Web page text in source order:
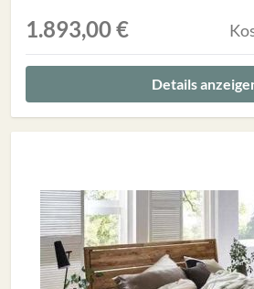
1.893,00 €
Details